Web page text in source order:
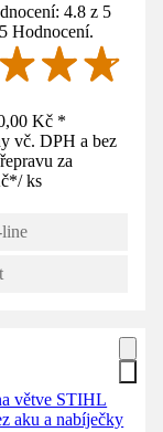
4.8 z 5
Hodnocení.
Kč *
vč. DPH a bez
za
*/ ks
větve STIHL
aku a nabíječky